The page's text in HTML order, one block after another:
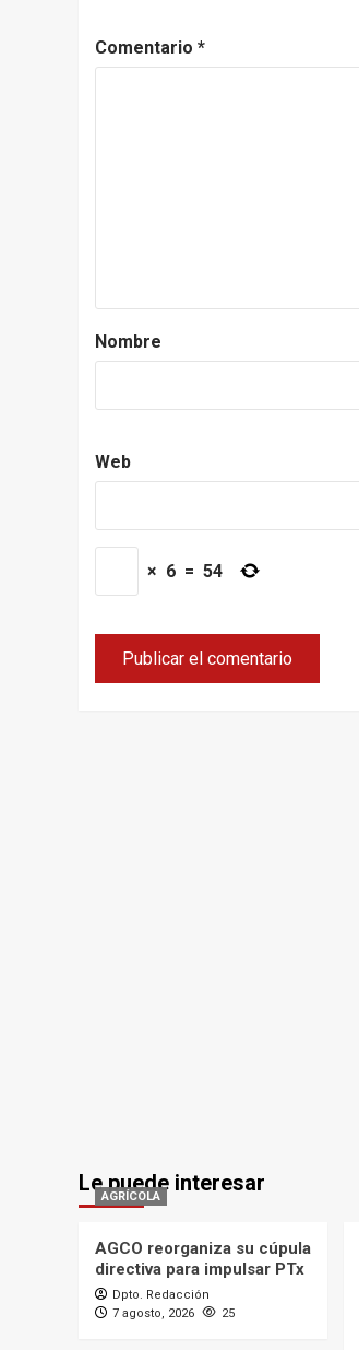
Comentario *
Nombre
Web
× 6 = 54
Le puede interesar
AGRÍCOLA
AGCO reorganiza su cúpula
directiva para impulsar PTx
Dpto. Redacción
7 agosto, 2026
25